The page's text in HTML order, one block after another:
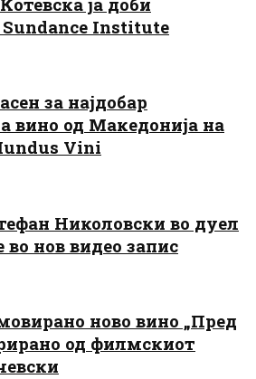
Institute
за најдобар
вино од Македонија на
Vini
Николовски во дуел
во нов видео запис
ново вино „Пред
од филмскиот